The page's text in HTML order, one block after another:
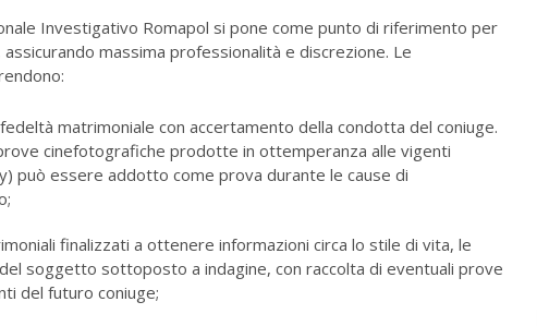
Investigativo Romapol si pone come punto di riferimento per
massima professionalità e discrezione. Le
matrimoniale con accertamento della condotta del coniuge.
cinefotografiche prodotte in ottemperanza alle vigenti
può essere addotto come prova durante le cause di
finalizzati a ottenere informazioni circa lo stile di vita, le
soggetto sottoposto a indagine, con raccolta di eventuali prove
del futuro coniuge;